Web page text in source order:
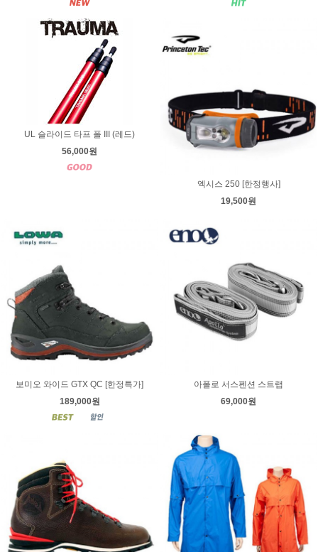
UL 슬라이드 타프 폴 III (레드)
56,000원
엑시스 250 [한정행사]
19,500원
보미오 와이드 GTX QC [한정특가]
189,000원
아폴로 서스펜션 스트랩
69,000원